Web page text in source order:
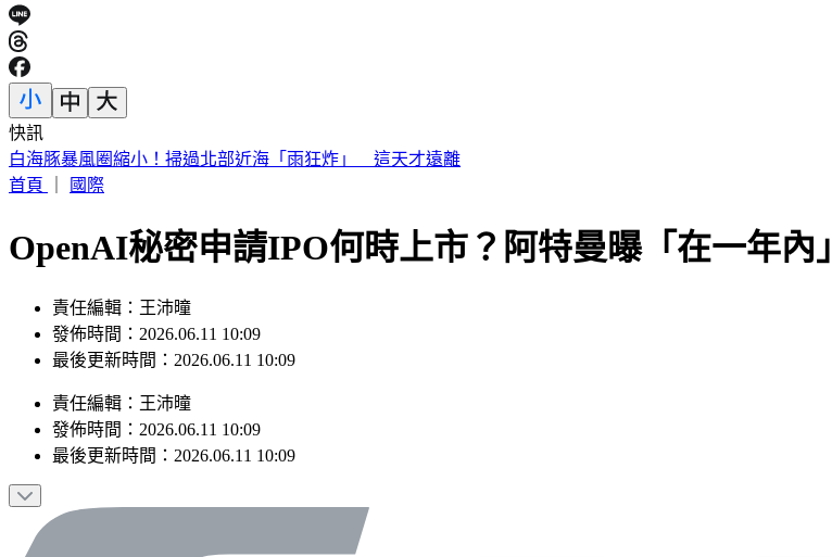
快訊
快訊／白海豚太兇猛！廈門航空飛松山「無法降落」 原機折返福州
首頁
國際
OpenAI秘密申請IPO何時上市？阿特曼曝「在一年內」
責任編輯：王沛曈
發佈時間：2026.06.11 10:09
最後更新時間：2026.06.11 10:09
責任編輯 ： 王沛曈
發佈時間： 2026.06.11 10:09
最後更新時間： 2026.06.11 10:09